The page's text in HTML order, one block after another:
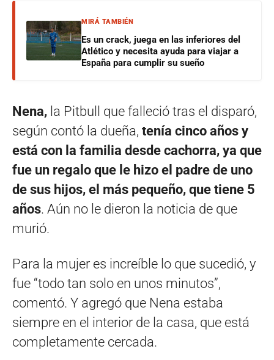
MIRÁ TAMBIÉN
Es un crack, juega en las inferiores del
Atlético y necesita ayuda para viajar a
España para cumplir su sueño
Nena, la Pitbull que falleció tras el disparó,
según contó la dueña, tenía cinco años y
está con la familia desde cachorra, ya que
fue un regalo que le hizo el padre de uno
de sus hijos, el más pequeño, que tiene 5
años. Aún no le dieron la noticia de que
murió.
Para la mujer es increíble lo que sucedió, y
fue “todo tan solo en unos minutos”,
comentó. Y agregó que Nena estaba
siempre en el interior de la casa, que está
completamente cercada.